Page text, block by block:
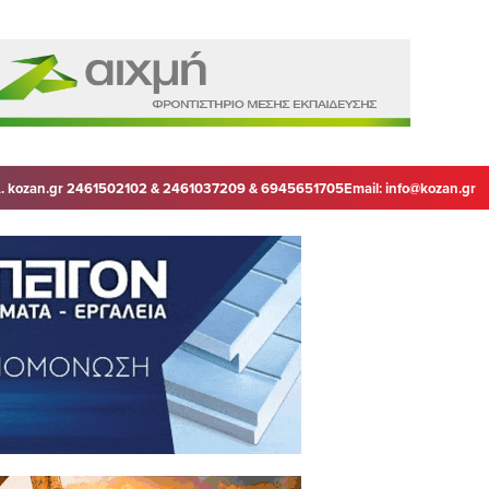
kozan.gr 2461502102 & 2461037209 & 6945651705Email:info@kozan.gr